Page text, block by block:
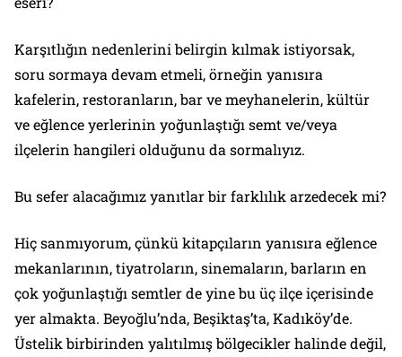
Karşıtlığın nedenlerini belirgin kılmak istiyorsak,
soru sormaya devam etmeli, örneğin yanısıra
kafelerin, restoranların, bar ve meyhanelerin, kültür
ve eğlence yerlerinin yoğunlaştığı semt ve/veya
ilçelerin hangileri olduğunu da sormalıyız.
Bu sefer alacağımız yanıtlar bir farklılık arzedecek mi?
Hiç sanmıyorum, çünkü kitapçıların yanısıra eğlence
mekanlarının, tiyatroların, sinemaların, barların en
çok yoğunlaştığı semtler de yine bu üç ilçe içerisinde
yer almakta. Beyoğlu’nda, Beşiktaş’ta, Kadıköy’de.
Üstelik birbirinden yalıtılmış bölgecikler halinde değil,